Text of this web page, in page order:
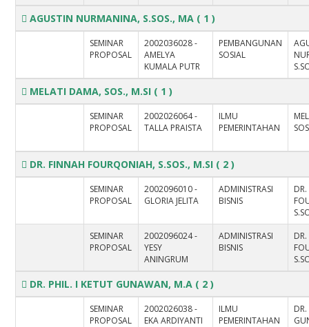
AGUSTIN NURMANINA, S.SOS., MA ( 1 )
SEMINAR
PROPOSAL
2002036028 -
AMELYA
KUMALA PUTR
PEMBANGUNAN
SOSIAL
MELATI DAMA, SOS., M.SI ( 1 )
SEMINAR
PROPOSAL
2002026064 -
TALLA PRAISTA
ILMU
PEMERINTAHAN
DR. FINNAH FOURQONIAH, S.SOS., M.SI ( 2 )
SEMINAR
PROPOSAL
2002096010 -
GLORIA JELITA
ADMINISTRASI
BISNIS
SEMINAR
PROPOSAL
2002096024 -
YESY
ANINGRUM
ADMINISTRASI
BISNIS
DR. PHIL. I KETUT GUNAWAN, M.A ( 2 )
SEMINAR
PROPOSAL
2002026038 -
EKA ARDIYANTI
ILMU
PEMERINTAHAN